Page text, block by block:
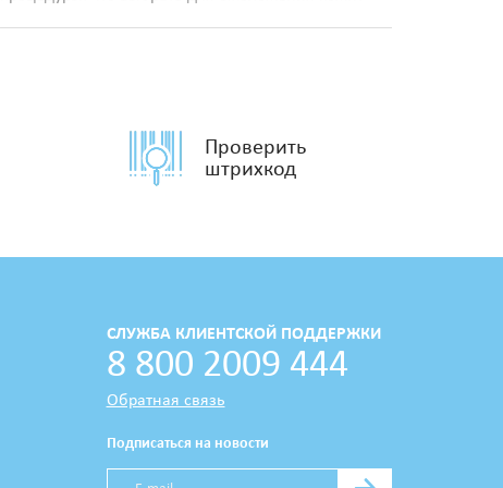
Проверить
штрихкод
СЛУЖБА КЛИЕНТСКОЙ ПОДДЕРЖКИ
8 800 2009 444
Обратная связь
Подписаться на новости